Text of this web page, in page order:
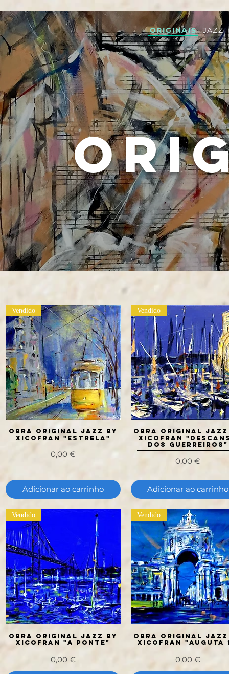
ORIGINAIS JAZZ
Visualização rápida
Vendido
OBRA ORIGINAL JAZZ BY
XICOFRAN "Estrela"
Preço
0,00 €
Adicionar ao carrinho
Visualização rápida
Vendido
OBRA ORIGINAL
XICOFRAN
dos Guerreiros"
Preço
0,00 €
Adicionar ao carrinho
Visualização rápida
Vendido
OBRA ORIGINAL JAZZ BY
XICOFRAN "A Ponte"
Preço
0,00 €
Visualização rápida
Vendido
OBRA ORIGINAL
XICOFRAN "Auguta
Preço
0,00 €